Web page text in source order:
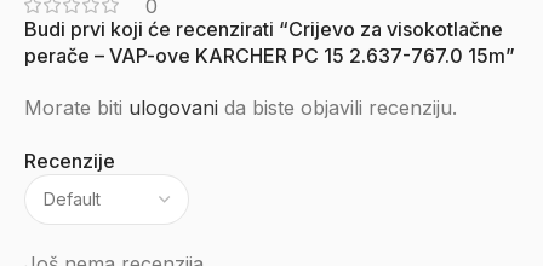
0
Recenzije
Budi prvi koji će recenzirati “Crijevo za visokotlačne
perače – VAP-ove KARCHER PC 15 2.637-767.0 15m”
Morate biti ulogovani da biste objavili recenziju.